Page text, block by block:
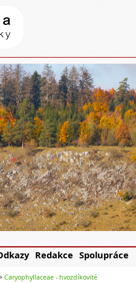
Natura Bohemica|
Redakce Spolupráce
Caryophyllaceae - hvozdíkovité